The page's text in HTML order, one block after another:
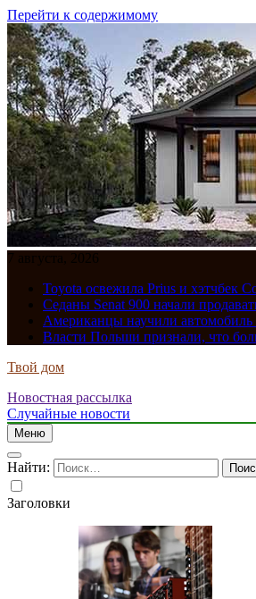
Перейти к содержимому
7 августа, 2026
Toyota освежила Prius и хэтчбек
Седаны Senat 900 начали
Американцы научили автомобиль
Власти Польши признали, что
Твой дом
Новостная рассылка
Случайные новости
Меню
Найти:
Заголовки